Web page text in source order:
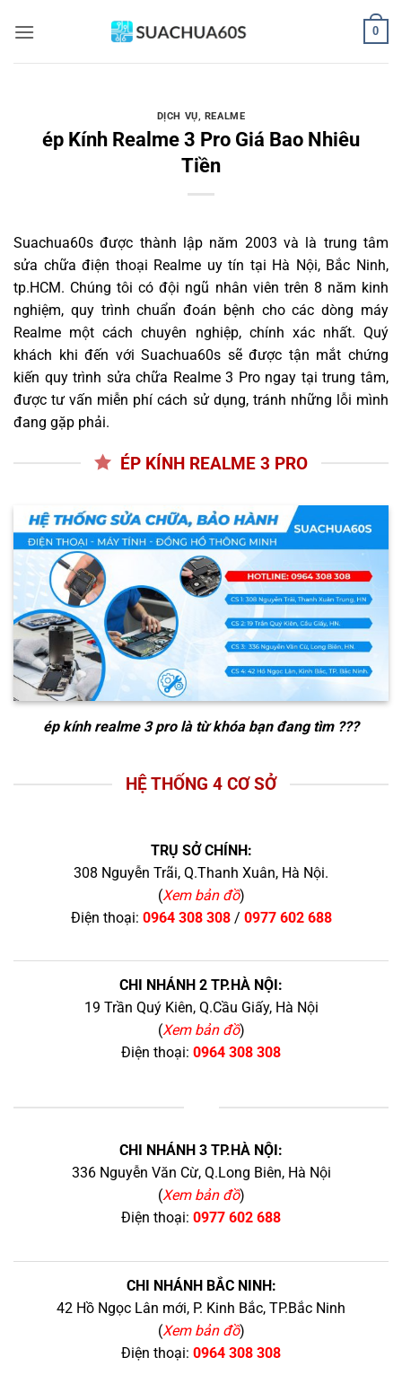
qua
0
DỊCH VỤ, REALME
ép Kính Realme 3 Pro Giá Bao Nhiêu
Tiền
Suachua60s được thành lập năm 2003 và là trung tâm
sửa chữa điện thoại Realme uy tín tại Hà Nội, Bắc Ninh,
tp.HCM. Chúng tôi có đội ngũ nhân viên trên 8 năm kinh
nghiệm, quy trình chuẩn đoán bệnh cho các dòng máy
Realme một cách chuyên nghiệp, chính xác nhất. Quý
khách khi đến với Suachua60s sẽ được tận mắt chứng
kiến quy trình sửa chữa Realme 3 Pro ngay tại trung tâm,
được tư vấn miễn phí cách sử dụng, tránh những lỗi mình
đang gặp phải.
ÉP KÍNH REALME 3 PRO
ép kính realme 3 prolà từ khóa bạn đang tìm ???
HỆ THỐNG 4 CƠ SỞ
TRỤ SỞ CHÍNH:
308 Nguyễn Trãi, Q.Thanh Xuân, Hà Nội.
(Xem bản đồ)
Điện thoại: 0964 308 308/ 0977 602 688
CHI NHÁNH 2 TP.HÀ NỘI:
19 Trần Quý Kiên, Q.Cầu Giấy, Hà Nội
(Xem bản đồ)
Điện thoại: 0964 308 308
CHI NHÁNH 3 TP.HÀ NỘI:
336 Nguyễn Văn Cừ, Q.Long Biên, Hà Nội
(Xem bản đồ)
Điện thoại: 0977 602 688
CHI NHÁNH BẮC NINH:
42 Hồ Ngọc Lân mới, P. Kinh Bắc, TP.Bắc Ninh
(Xem bản đồ)
Điện thoại: 0964 308 308